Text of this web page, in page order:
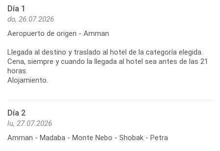
Día 1
do, 26.07.2026
Aeropuerto de origen - Amman
Llegada al destino y traslado al hotel de la categoría elegida.
Cena, siempre y cuando la llegada al hotel sea antes de las 21
horas.
Alojamiento.
Día 2
lu, 27.07.2026
Amman - Madaba - Monte Nebo - Shobak - Petra